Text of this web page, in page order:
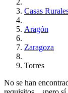
Casas
Aragón
Zaragoza
Torres
No se han